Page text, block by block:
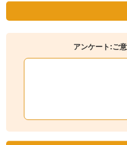
アンケート:ご